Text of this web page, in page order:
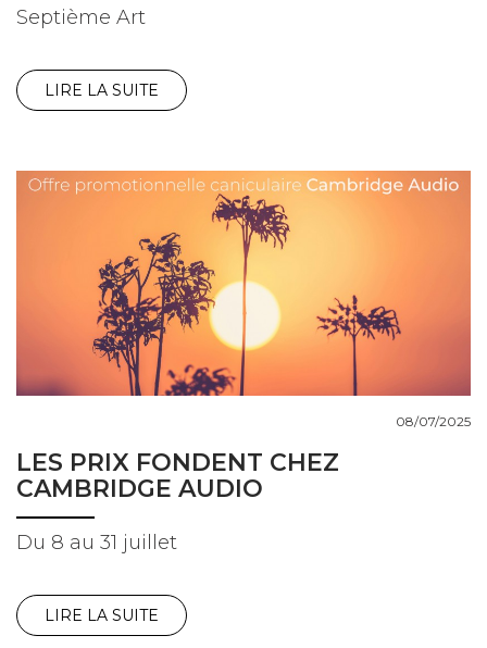
Septième Art
LIRE LA SUITE
LES PRIX FONDENT CHEZ
CAMBRIDGE AUDIO
08/07/2025
Du 8 au 31 juillet
LIRE LA SUITE